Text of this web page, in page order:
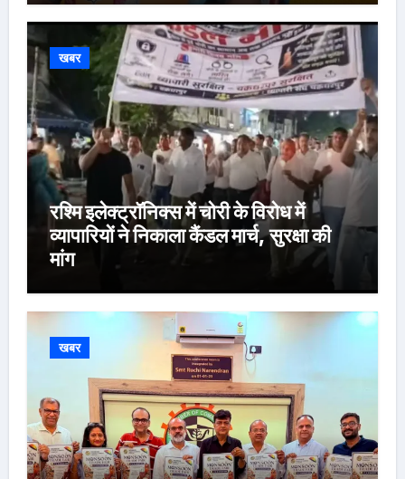
खबर
रश्मि इलेक्ट्रॉनिक्स में चोरी के विरोध में
व्यापारियों ने निकाला कैंडल मार्च, सुरक्षा की
मांग
खबर